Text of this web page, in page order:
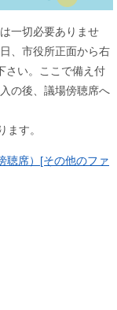
一切必要ありませ
、市役所正面から右
さい。ここで備え付
の後、議場傍聴席へ
す。
聴席）[その他のファ